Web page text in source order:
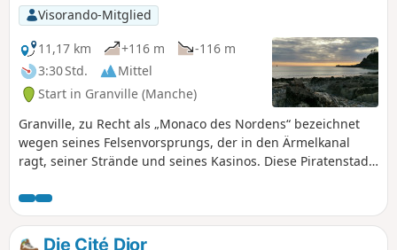
Visorando-Mitglied
11,17 km
+116 m
-116 m
3:30 Std.
Mittel
Start in Granville (Manche)
Granville, zu Recht als „Monaco des Nordens“ bezeichnet
wegen seines Felsenvorsprungs, der in den Ärmelkanal
ragt, seiner Strände und seines Kasinos. Diese Piratenstadt
einem Museum in seinem Geburtshaus, dem ehemaligen
Wohnhaus dieses berühmten Modeschöpfers, Tribut zollt.
Die Cité Dior